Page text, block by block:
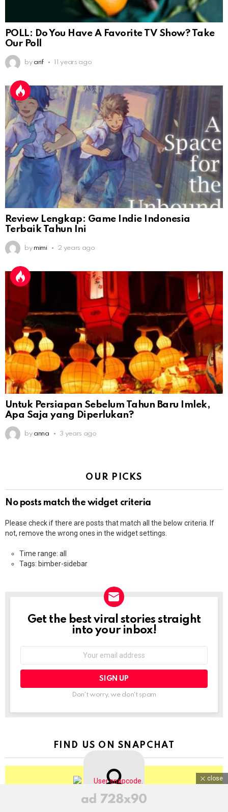
POLL: Do You Have A Favorite TV Show? Take
Our Poll
by arif 11 years ago
Review Lengkap: Game Indie Indonesia
Terbaik Tahun Ini
by mimi 2 years ago
Untuk Persiapan Sebelum Tahun Baru Imlek,
Apa Saja yang Diperlukan?
by anna 3 years ago
OUR PICKS
No posts match the widget criteria
Please check if there are posts that match all the below criteria. If
not, remove the wrong ones in the widget settings.
Time range: all
Tags: bimber-sidebar
NEWSLETTER
Get the best viral stories straight
into your inbox!
Don't worry, we don't spam
FIND US ON SNAPCHAT
BringThePixel
close